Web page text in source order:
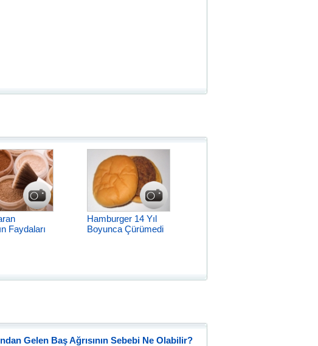
Faydaları
Hamburger 14 Yıl
Boyunca Çürümedi
Gelen Baş Ağrısının Sebebi Ne Olabilir?